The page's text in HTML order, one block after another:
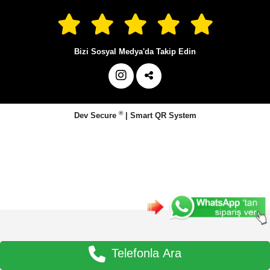
Bizi Sosyal Medya'da Takip Edin
Dev Secure ® | Smart QR System
Telefonla Ara